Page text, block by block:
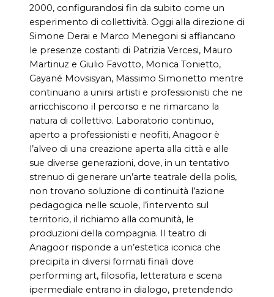
2000, configurandosi fin da subito come un
esperimento di collettività. Oggi alla direzione di
Simone Derai e Marco Menegoni si affiancano
le presenze costanti di Patrizia Vercesi, Mauro
Martinuz e Giulio Favotto, Monica Tonietto,
Gayané Movsisyan, Massimo Simonetto mentre
continuano a unirsi artisti e professionisti che ne
arricchiscono il percorso e ne rimarcano la
natura di collettivo. Laboratorio continuo,
aperto a professionisti e neofiti, Anagoor è
l’alveo di una creazione aperta alla città e alle
sue diverse generazioni, dove, in un tentativo
strenuo di generare un’arte teatrale della polis,
non trovano soluzione di continuità l’azione
pedagogica nelle scuole, l’intervento sul
territorio, il richiamo alla comunità, le
produzioni della compagnia. Il teatro di
Anagoor risponde a un’estetica iconica che
precipita in diversi formati finali dove
performing art, filosofia, letteratura e scena
ipermediale entrano in dialogo, pretendendo